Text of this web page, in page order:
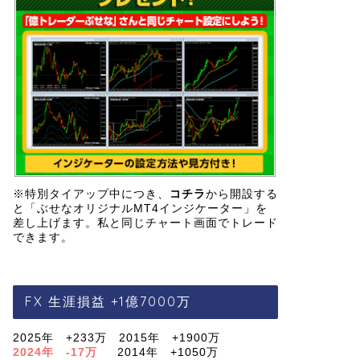
※特別タイアップ中につき、 コチラから開設する
と「ぶせなオリジナルMT4インジケーター」を
差し上げます。私と同じチャート画面でトレード
できます。
FX 生涯損益 +1億7000万
2025年 +233万 2015年 +1900万
2024年 -17万
2014年 +1050万